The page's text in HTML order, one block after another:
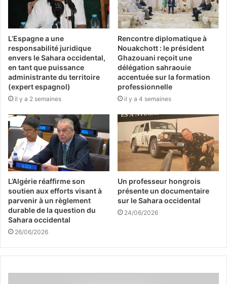
L’Espagne a une
responsabilité juridique
envers le Sahara occidental,
en tant que puissance
administrante du territoire
(expert espagnol)
il y a 2 semaines
Rencontre diplomatique à
Nouakchott : le président
Ghazouani reçoit une
délégation sahraouie
accentuée sur la formation
professionnelle
il y a 4 semaines
L’Algérie réaffirme son
soutien aux efforts visant à
parvenir à un règlement
durable de la question du
Sahara occidental
26/06/2026
Un professeur hongrois
présente un documentaire
sur le Sahara occidental
24/06/2026